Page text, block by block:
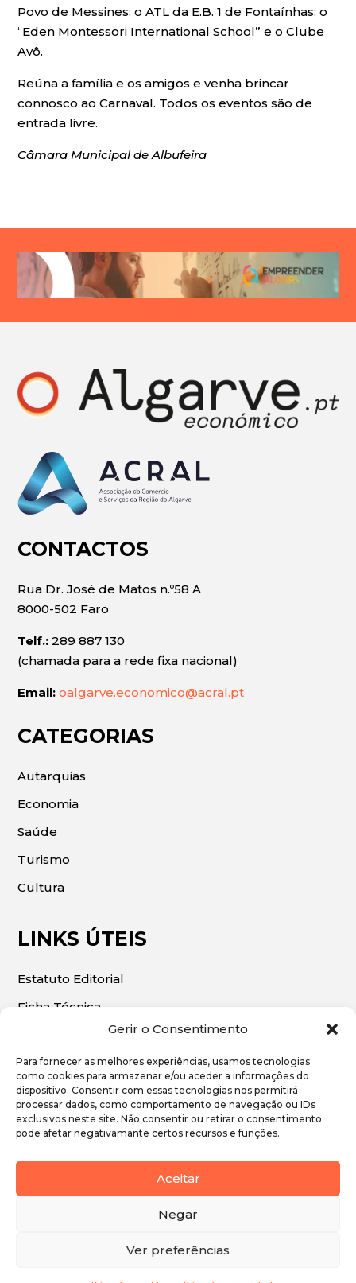
Gerir o Consentimento
Para fornecer as melhores experiências, usamos tecnologias
como cookies para armazenar e/ou aceder a informações do
dispositivo. Consentir com essas tecnologias nos permitirá
processar dados, como comportamento de navegação ou IDs
exclusivos neste site. Não consentir ou retirar o consentimento
pode afetar negativamante certos recursos e funções.
Aceitar
Negar
Ver preferências
Povo de Messines; o ATL da E.B. 1 de Fontaínhas; o
“Eden Montessori International School” e o Clube
Avô.
Reúna a família e os amigos e venha brincar
connosco ao Carnaval. Todos os eventos são de
entrada livre.
Câmara Municipal de Albufeira
CONTACTOS
Rua Dr. José de Matos n.º58 A
8000-502 Faro
Telf.: 289 887 130
(chamada para a rede fixa nacional)
Email: oalgarve.economico@acral.pt
CATEGORIAS
Autarquias
Economia
Saúde
Turismo
Cultura
LINKS ÚTEIS
Estatuto Editorial
Ficha Técnica
© 2026 | O Algarve Económico. Todos os direitos
reservados.